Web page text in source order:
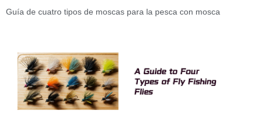
Guía de cuatro tipos de moscas para la pesca con mosca